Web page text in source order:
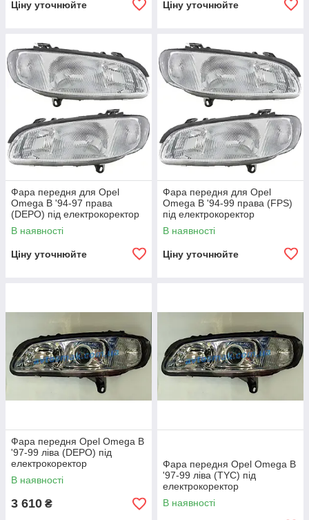
Ціну уточнюйте Ціну уточнюйте
Фара передня для Opel
Omega B '94-97 права
(DEPO) під електрокоректор
В наявності
Ціну уточнюйте
Фара передня для Opel
Omega B '94-99 права (FPS)
під електрокоректор
В наявності
Ціну уточнюйте
Фара передня Opel Omega B
'97-99 ліва (DEPO) під
електрокоректор
В наявності
3 610 ₴
Фара передня Opel Omega B
'97-99 ліва (TYC) під
електрокоректор
В наявності